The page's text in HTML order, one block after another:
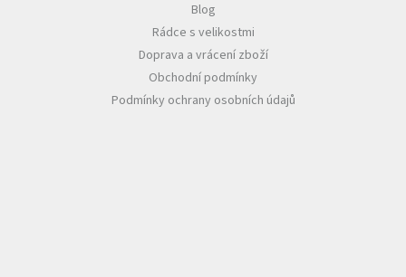
Blog
Rádce s velikostmi
Doprava a vrácení zboží
Obchodní podmínky
Podmínky ochrany osobních údajů